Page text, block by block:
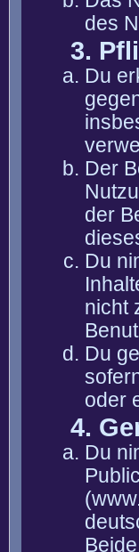
des
3.
Du
Der
der
Du
nicht
Du
oder
4.
Du